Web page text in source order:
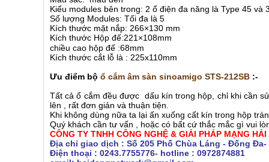
Kiểu modules bên trong: 2 ổ điện đa năng là Type 45 và
Số lượng Modules: Tối đa là 5
Kích thước mặt nắp: 266×130 mm
Kích thước Hộp đế:221×108mm
chiều cao hộp đế :68mm
Kích thước cắt lỗ là : 225x110mm
Ưu điểm bộ ổ cắm âm sàn sinoamigo STS-212SB :-
Tất cả ổ cắm đều được dấu kín trong hộp, chỉ khi cần
lên , rất đơn giản và thuận tiện.
Khi không dùng nữa ta lại ấn xuống cất kín trong hộp
Quý khách cần tư vấn , hoặc có bất cứ thắc mắc gì vui
CÔNG TY TNHH CÔNG NGHỆ & GIẢI PHÁP MẠNG
Địa chỉ giao dịch : Số 205 Phố Chùa Láng - Đống Đa-
Điện thoại : 0243.7755776- hotline : 0972874881